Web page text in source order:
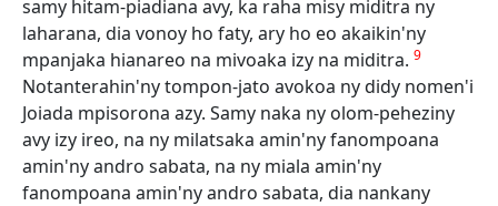
samy hitam-piadiana avy, ka raha misy miditra ny
laharana, dia vonoy ho faty, ary ho eo akaikin'ny
mpanjaka hianareo na mivoaka izy na miditra. 9
Notanterahin'ny tompon-jato avokoa ny didy nomen'i
Joiada mpisorona azy. Samy naka ny olom-peheziny
avy izy ireo, na ny milatsaka amin'ny fanompoana
amin'ny andro sabata, na ny miala amin'ny
fanompoana amin'ny andro sabata, dia nankany